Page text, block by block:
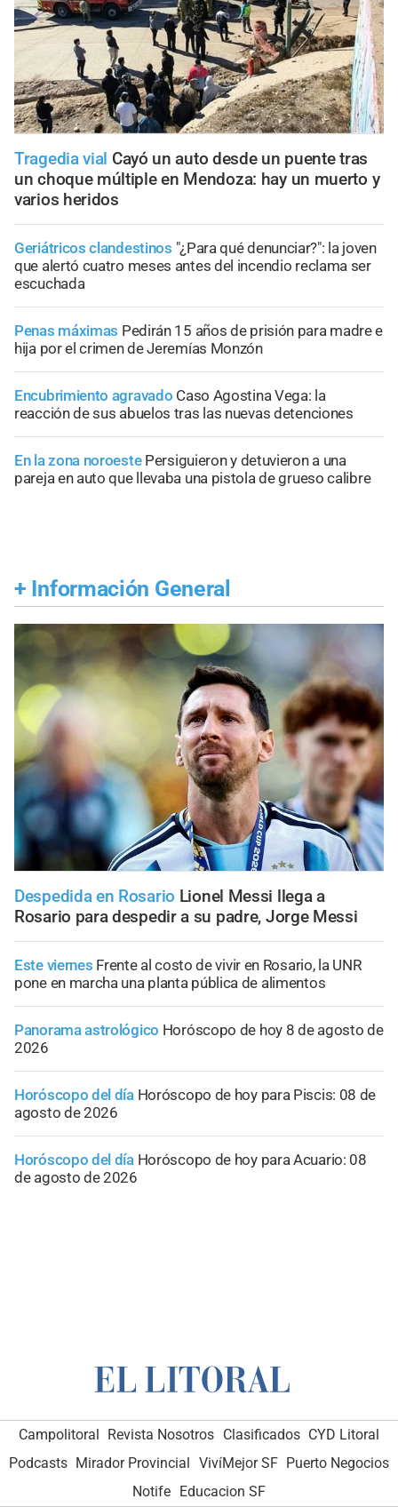
Tragedia vial Cayó un auto desde un puente tras
un choque múltiple en Mendoza: hay un muerto y
varios heridos
Geriátricos clandestinos "¿Para qué denunciar?": la joven
que alertó cuatro meses antes del incendio reclama ser
escuchada
Penas máximas Pedirán 15 años de prisión para madre e
hija por el crimen de Jeremías Monzón
Encubrimiento agravado Caso Agostina Vega: la
reacción de sus abuelos tras las nuevas detenciones
En la zona noroeste Persiguieron y detuvieron a una
pareja en auto que llevaba una pistola de grueso calibre
+ Información General
Despedida en Rosario Lionel Messi llega a
Rosario para despedir a su padre, Jorge Messi
Este viernes Frente al costo de vivir en Rosario, la UNR
pone en marcha una planta pública de alimentos
Panorama astrológico Horóscopo de hoy 8 de agosto de
2026
Horóscopo del día Horóscopo de hoy para Piscis: 08 de
agosto de 2026
Horóscopo del día Horóscopo de hoy para Acuario: 08
de agosto de 2026
Campolitoral Revista Nosotros Clasificados CYD Litoral
Podcasts Mirador Provincial VivíMejor SF Puerto Negocios
Notife Educacion SF